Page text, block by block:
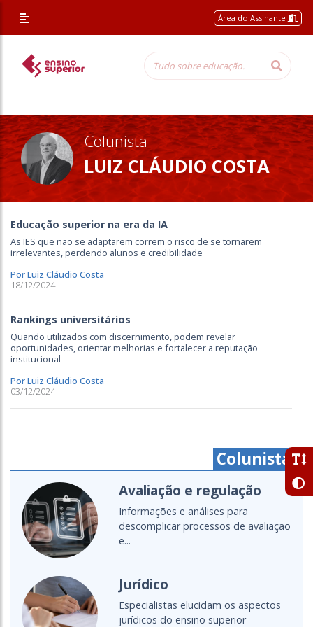
/* Altera a margem superior apenas nessa página */
Área do Assinante
Colunista
LUIZ CLÁUDIO COSTA
Educação superior na era da IA
As IES que não se adaptarem correm o risco de se tornarem
irrelevantes, perdendo alunos e credibilidade
Por Luiz Cláudio Costa
18/12/2024
Rankings universitários
Quando utilizados com discernimento, podem revelar
oportunidades, orientar melhorias e fortalecer a reputação
institucional
Por Luiz Cláudio Costa
03/12/2024
Colunistas
Avaliação e regulação
Informações e análises para
descomplicar processos de avaliação
e...
Jurídico
Especialistas elucidam os aspectos
jurídicos do ensino superior